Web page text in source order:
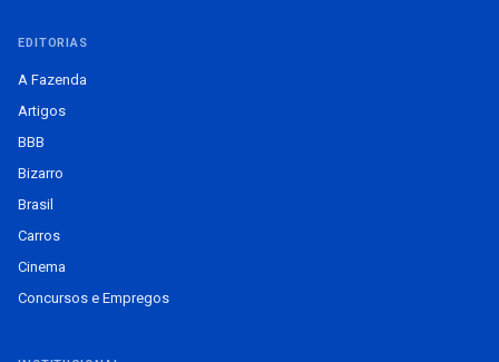
EDITORIAS
A Fazenda
Artigos
BBB
Bizarro
Brasil
Carros
Cinema
Concursos e Empregos